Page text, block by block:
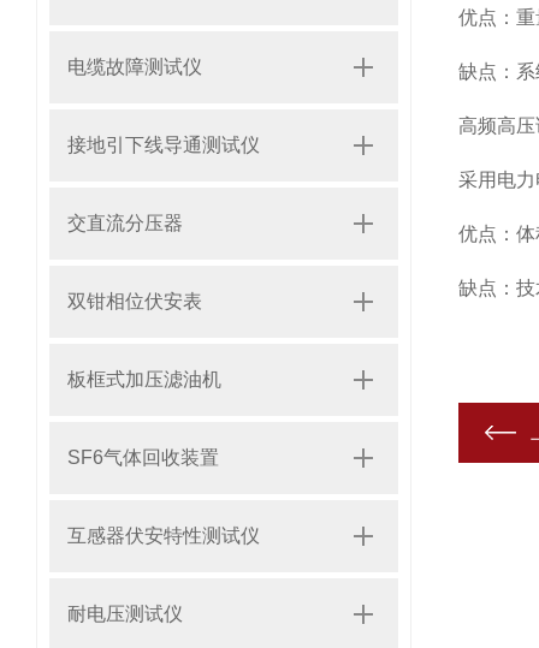
电缆故障测试仪
接地引下线导通测试仪
交直流分压器
双钳相位伏安表
板框式加压滤油机
SF6气体回收装置
互感器伏安特性测试仪
耐电压测试仪
优点：
缺点：
高频高
采用电
优点：
缺点：